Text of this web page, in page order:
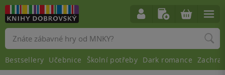
Vyhledávání
Bestsellery Učebnice Školní potřeby Dark romance